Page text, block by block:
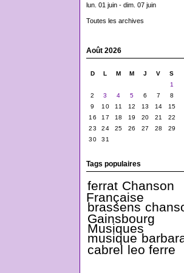
lun. 01 juin - dim. 07 juin
Toutes les archives
Août 2026
D L M M J V
S
1
2
3 4 5 6 7
8
9
10 11 12 13 14
15
16
17 18 19 20 21
22
23
24 25 26 27 28
29
30
31
Tags populaires
ferrat Chanson
Française
brassens
Gainsbourg
Musiques
musique
cabrel leo ferre